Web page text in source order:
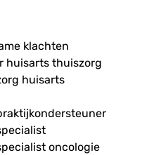
klachten
huisarts thuiszorg
huisarts
oncologie